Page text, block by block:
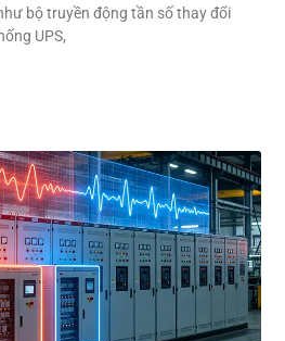
bộ truyền động tần số thay đổi
UPS,